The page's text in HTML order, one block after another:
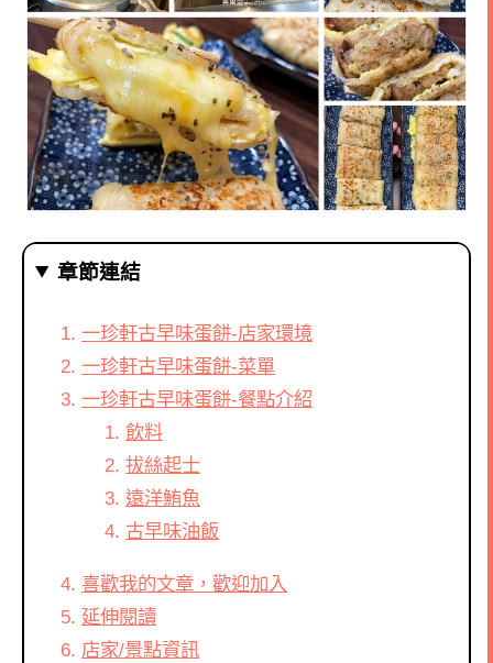
章節連結
一珍軒古早味蛋餅-店家環境
一珍軒古早味蛋餅-菜單
一珍軒古早味蛋餅-餐點介紹
飲料
拔絲起士
遠洋鮪魚
古早味油飯
喜歡我的文章，歡迎加入
延伸閱讀
店家/景點資訊